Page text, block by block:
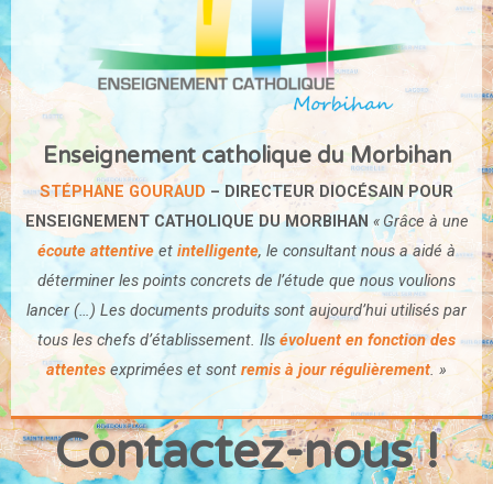
Enseignement catholique du Morbihan
STÉPHANE GOURAUD – DIRECTEUR DIOCÉSAIN POUR
ENSEIGNEMENT CATHOLIQUE DU MORBIHAN « Grâce à une
écoute attentiveet intelligente, le consultant nous a aidé à
déterminer les points concrets de l’étude que nous voulions
lancer (…) Les documents produits sont aujourd’hui utilisés par
tous les chefs d’établissement. Ils évoluent en fonction des
attentes exprimées et sont remis à jour régulièrement. »
Contactez-nous !